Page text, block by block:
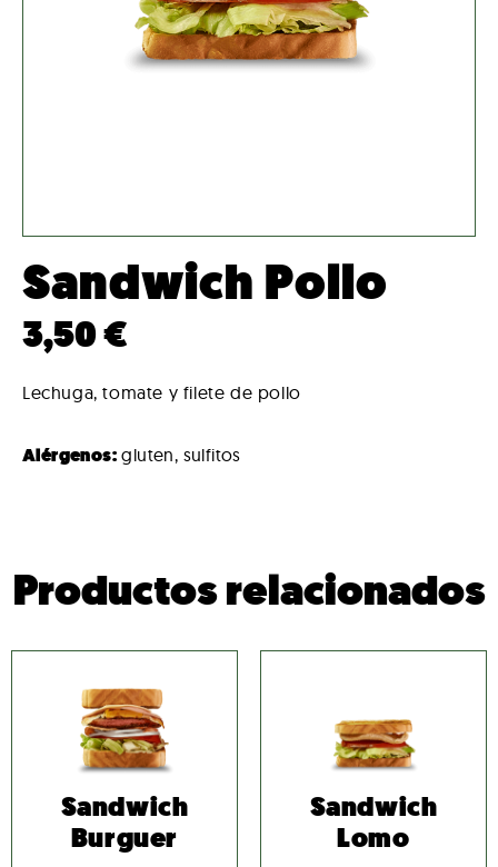
Sandwich Pollo
3,50€
Lechuga, tomate y filete de pollo
Alérgenos:gluten, sulfitos
Productos relacionados
Sandwich
Burguer
Sandwich
Lomo